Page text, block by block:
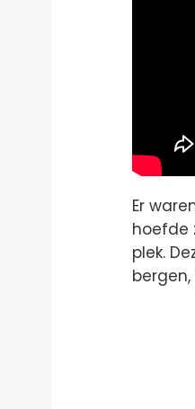
Er
hoefde
plek.